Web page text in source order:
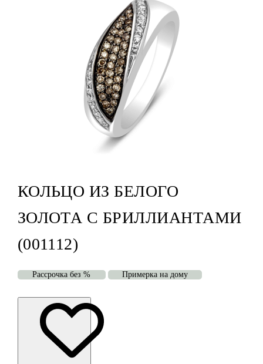
КОЛЬЦО ИЗ БЕЛОГО
ЗОЛОТА С БРИЛЛИАНТАМИ
(001112)
Рассрочка без % Примерка на дому